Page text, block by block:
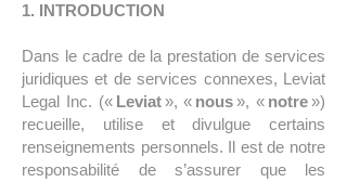
1. INTRODUCTION
Dans le cadre de la prestation de services
juridiques et de services connexes, Leviat
Legal Inc. (« Leviat », « nous », « notre »)
recueille, utilise et divulgue certains
renseignements personnels. Il est de notre
responsabilité de s’assurer que les